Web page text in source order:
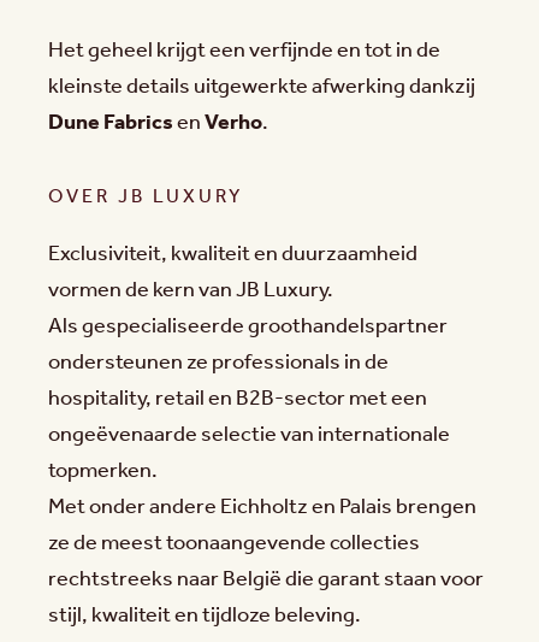
Het geheel krijgt een verfijnde en tot in de
kleinste details uitgewerkte afwerking dankzij
Dune FabricsenVerho.
OVER JB LUXURY
Exclusiviteit, kwaliteit en duurzaamheid
vormen de kern van JB Luxury.
Als gespecialiseerde groothandelspartner
ondersteunen ze professionals in de
hospitality, retail en B2B-sector met een
ongeëvenaarde selectie van internationale
topmerken.
Met onder andere Eichholtz en Palais brengen
ze de meest toonaangevende collecties
rechtstreeks naar België die garant staan voor
stijl, kwaliteit en tijdloze beleving.